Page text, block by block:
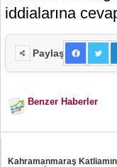
iddialarına
Paylaş
Benzer Haberler
Kahramanmaraş